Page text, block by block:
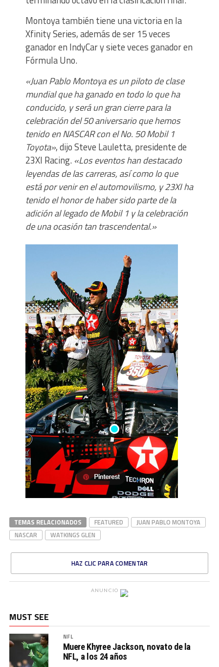
Montoya también tiene una victoria en la
Xfinity Series, además de ser 15 veces
ganador en IndyCar y siete veces ganador en
Fórmula Uno.
«Juan Pablo Montoya es un piloto de clase
mundial que ha ganado en todo lo que ha
conducido, y será un gran cierre para la
celebración del 50 aniversario que hemos
tenido en NASCAR con el No. 50 Mobil 1
Toyota», dijo Steve Lauletta, presidente de
23XI Racing. «Los eventos han destacado
leyendas de las carreras, así como lo que
está por venir en el automovilismo, y 23XI ha
tenido el honor de haber sido parte de la
adición al legado de Mobil 1 y la celebración
de una ocasión tan trascendental.»
TEMAS RELACIONADOS FEATURED
JUAN PABLO MONTOYA
NASCAR
WATKINGS GLEN
HAZ CLIC PARA COMENTAR
ANUNCIO
MUST SEE
NFL
Muere Khyree Jackson, novato de la
NFL, a los 24 años